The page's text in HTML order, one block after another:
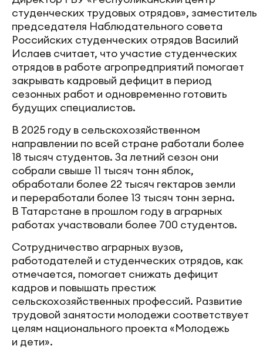
студенческих трудовых отрядов», заместитель
председателя Наблюдательного совета
Российских студенческих отрядов Василий
Ислаев считает, что участие студенческих
отрядов в работе агропредприятий помогает
закрывать кадровый дефицит в период
сезонных работ и одновременно готовить
будущих специалистов.
В 2025 году в сельскохозяйственном
направлении по всей стране работали более
18 тысяч студентов. За летний сезон они
собрали свыше 11 тысяч тонн яблок,
обработали более 22 тысяч гектаров земли
и переработали более 13 тысяч тонн зерна.
В Татарстане в прошлом году в аграрных
работах участвовали более 700 студентов.
Сотрудничество аграрных вузов,
работодателей и студенческих отрядов, как
отмечается, помогает снижать дефицит
кадров и повышать престиж
сельскохозяйственных профессий. Развитие
трудовой занятости молодежи соответствует
целям национального проекта «Молодежь
и дети».